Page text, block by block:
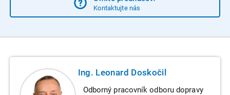
Kontaktujte nás
Ing. Leonard Doskočil
Odborný pracovník odboru dopravy